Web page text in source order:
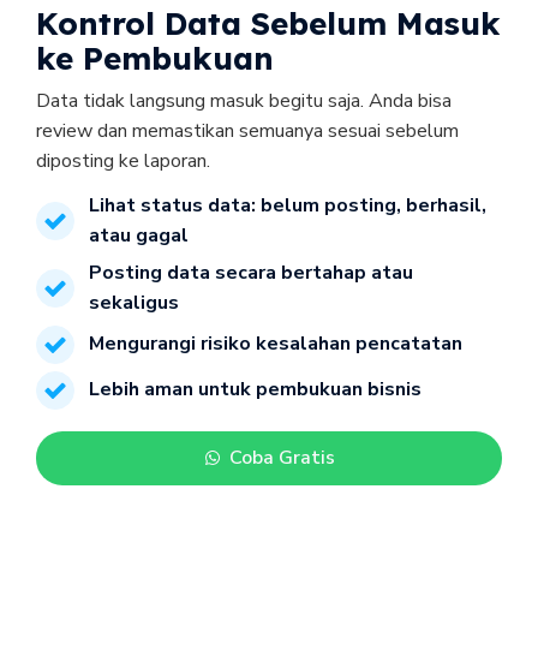
Kontrol Data Sebelum Masuk
ke Pembukuan
Data tidak langsung masuk begitu saja. Anda bisa
review dan memastikan semuanya sesuai sebelum
diposting ke laporan.
Lihat status data: belum posting, berhasil,
atau gagal
Posting data secara bertahap atau
sekaligus
Mengurangi risiko kesalahan pencatatan
Lebih aman untuk pembukuan bisnis
Coba Gratis